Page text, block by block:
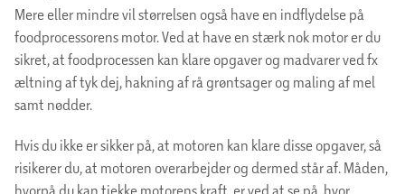
Mere eller mindre vil størrelsen også have en indflydelse på
foodprocessorens motor. Ved at have en stærk nok motor er du
sikret, at foodprocessen kan klare opgaver og madvarer ved fx
æltning af tyk dej, hakning af rå grøntsager og maling af mel
samt nødder.
Hvis du ikke er sikker på, at motoren kan klare disse opgaver, så
risikerer du, at motoren overarbejder og dermed står af. Måden,
hvorpå du kan tjekke motorens kraft, er ved at se på, hvor